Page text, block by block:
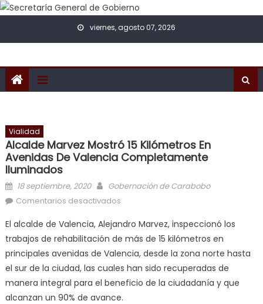
Skip to content
viernes, agosto 07, 2026
Vialidad
Alcalde Marvez Mostró 15 Kilómetros En
Avenidas De Valencia Completamente
Iluminados
Posted on
18 septiembre, 2020 Author
Gobernación de Carabobo
Comentarios desactivados
completamente iluminados
El alcalde de Valencia, Alejandro Marvez, inspeccionó los
trabajos de rehabilitación de más de 15 kilómetros en
principales avenidas de Valencia, desde la zona norte hasta
el sur de la ciudad, las cuales han sido recuperadas de
manera integral para el beneficio de la ciudadanía y que
alcanzan un 90% de avance.